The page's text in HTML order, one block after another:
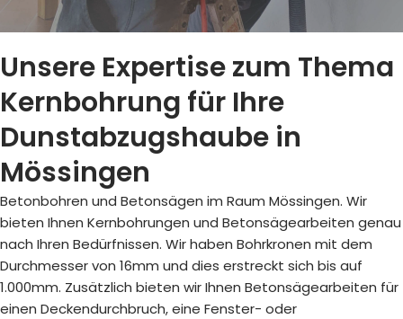
Unsere Expertise zum Thema
Kernbohrung für Ihre
Dunstabzugshaube in
Mössingen
Betonbohren und Betonsägen im Raum Mössingen. Wir
bieten Ihnen Kernbohrungen und Betonsägearbeiten genau
nach Ihren Bedürfnissen. Wir haben Bohrkronen mit dem
Durchmesser von 16mm und dies erstreckt sich bis auf
1.000mm. Zusätzlich bieten wir Ihnen Betonsägearbeiten für
einen Deckendurchbruch, eine Fenster- oder